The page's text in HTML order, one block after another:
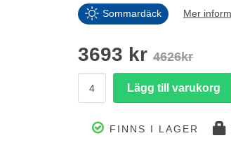
Sommardäck Mer
3693 kr 4626kr
FINNS I LAGER